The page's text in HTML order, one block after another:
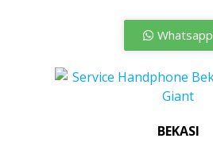
Whatsapp
BEKASI